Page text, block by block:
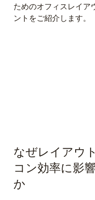
ためのオフィスレイア
ントをご紹介します。
なぜレイアウ
コン効率に影
か